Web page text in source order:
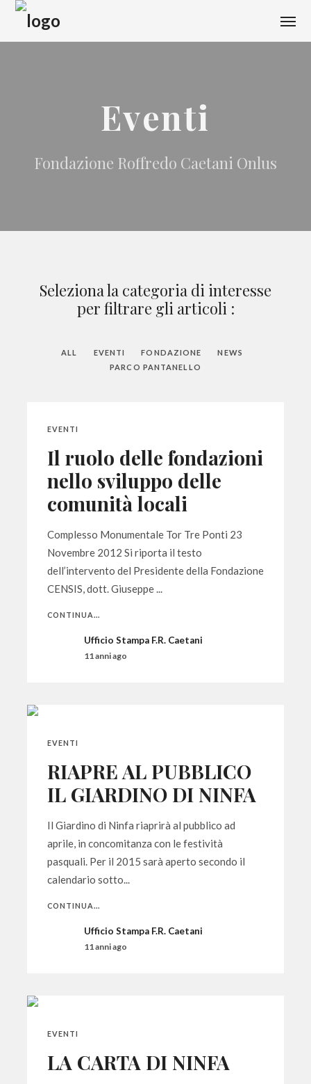
Eventi
Fondazione Roffredo Caetani Onlus
Seleziona la categoria di interesse
per filtrare gli articoli :
ALL EVENTI FONDAZIONE
NEWS
PARCO PANTANELLO
EVENTI
Il ruolo delle fondazioni
nello sviluppo delle
comunità locali
Complesso Monumentale Tor Tre Ponti 23
Novembre 2012 Si riporta il testo
dell’intervento del Presidente della Fondazione
CENSIS, dott. Giuseppe ...
CONTINUA...
Ufficio Stampa F.R. Caetani
11 anni ago
EVENTI
RIAPRE AL PUBBLICO
IL GIARDINO DI NINFA
Il Giardino di Ninfa riaprirà al pubblico ad
aprile, in concomitanza con le festività
pasquali. Per il 2015 sarà aperto secondo il
calendario sotto...
CONTINUA...
Ufficio Stampa F.R. Caetani
11 anni ago
EVENTI
LA CARTA DI NINFA